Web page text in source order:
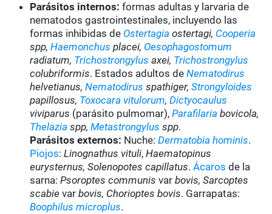
Parásitos internos: formas adultas y larvaria de
nematodos gastrointestinales, incluyendo las
formas inhibidas de Ostertagia ostertagi, Cooperia
spp,Haemonchus placei, Oesophagostomum
radiatum, Trichostrongylus axei, Trichostrongylus
colubriformis. Estados adultos deNematodirus
helvetianus,Nematodirus spathiger,Strongyloides
papillosus, Toxocara vitulorum,Dictyocaulus
viviparus (parásito pulmomar),Parafilaria bovicola,
Thelazia spp,Metastrongylus spp.
Parásitos externos: Nuche:Dermatobia hominis.
Piojos: Linognathus vituli,Haematopinus
eurysternus, Solenopotes capillatus.Ácaros de la
sarna:Psoroptes communis varbovis, Sarcoptes
scabie varbovis, Chorioptes bovis. Garrapatas:
Boophilus microplus.